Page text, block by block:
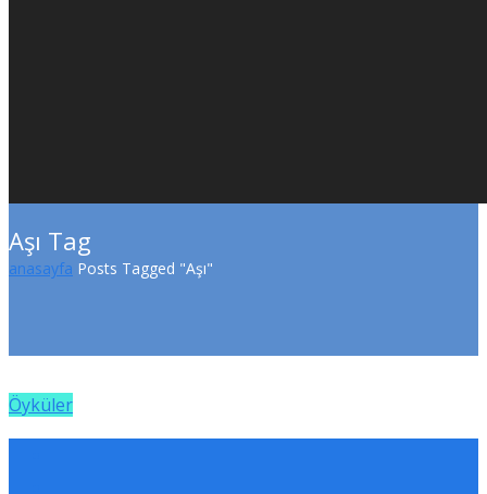
Aşı Tag
anasayfa Posts Tagged "Aşı"
Öyküler